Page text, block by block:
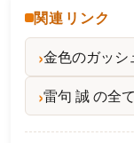
関連リンク
金色のガッシ
雷句 誠 の全